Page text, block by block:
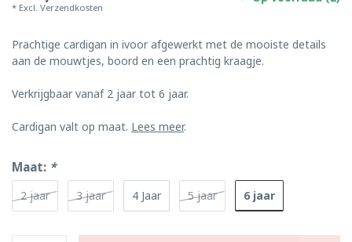
* Excl. Verzendkosten
Prachtige cardigan in ivoor afgewerkt met de mooiste details
aan de mouwtjes, boord en een prachtig kraagje.
Verkrijgbaar vanaf 2 jaar tot 6 jaar.
Cardigan valt op maat. Lees meer.
Maat: *
2 jaar 3 jaar 4 Jaar 5 jaar 6 jaar